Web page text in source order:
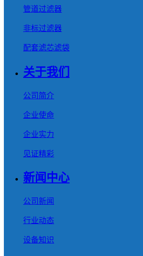
管道过滤器
非标过滤器
配套滤芯滤袋
关于我们
公司简介
企业使命
企业实力
见证精彩
新闻中心
公司新闻
行业动态
设备知识